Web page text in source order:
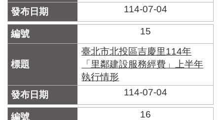
114-07-04
15
臺北市北投區吉慶里114年
「里鄰建設服務經費」上半年
執行情形
114-07-04
16